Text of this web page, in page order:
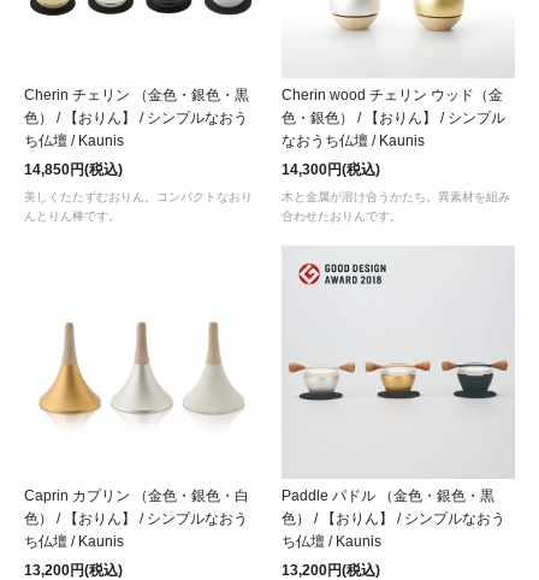
Cherin チェリン （金色・銀色・黒
色） / 【おりん】 / シンプルなおう
ち仏壇 / Kaunis
14,850円(税込)
美しくたたずむおりん。コンパクトなおり
んとりん棒です。
Cherin wood チェリン ウッド（金
色・銀色） / 【おりん】 / シンプル
なおうち仏壇 / Kaunis
14,300円(税込)
木と金属が溶け合うかたち。異素材を組み
合わせたおりんです。
Caprin カプリン （金色・銀色・白
色） / 【おりん】 / シンプルなおう
ち仏壇 / Kaunis
13,200円(税込)
Paddle パドル （金色・銀色・黒
色） / 【おりん】 / シンプルなおう
ち仏壇 / Kaunis
13,200円(税込)